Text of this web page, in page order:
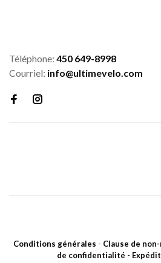
Téléphone: 450 649-8998
Courriel: info@ultimevelo.com
Conditions générales - Clause de
de confidentialité -